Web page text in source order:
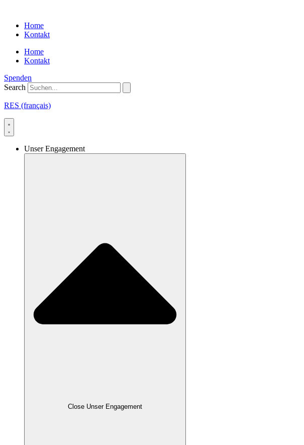
contentHome
Kontakt
Home
Kontakt
Spenden
Search
RES (français)
Unser Engagement
Close Unser Engagement